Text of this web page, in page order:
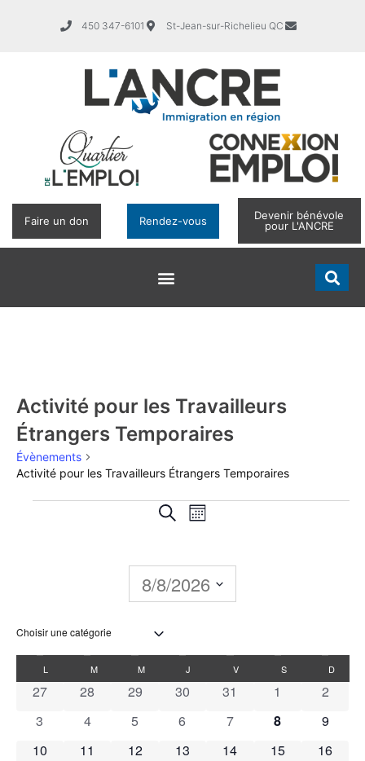
450 347-6101 St-Jean-sur-Richelieu QC
Faire un don Rendez-vous
Devenir bénévole
pour L'ANCRE
Activité pour les Travailleurs
Étrangers Temporaires
Évènements
Activité pour les Travailleurs Étrangers Temporaires
Recherche
navigation
vues
Évènements
RechercheNavigation
vues
Évènement
Mois
8/8/2026
Sélectionnez
une
date.Calendrier
de
Évènements
L M M J V S D
0 évènements
27 0 évènements
28 0 évènements
29 0 évènements
30 0 évènements
31 0 évènements
1 0
2
0 évènements
3 0 évènements
4 0 évènements
5 0 évènements
6 0 évènements
7 0 évènements
8 0
9
0 évènements
10 0 évènements
11 0 évènements
12 0 évènements
13 0 évènements
14 0 évènements
15 0
16